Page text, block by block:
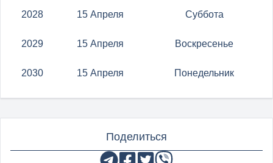
2028 15 Апреля Суббота
2029 15 Апреля Воскресенье
2030 15 Апреля Понедельник
Поделиться